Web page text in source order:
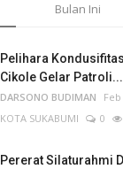
Bulan Ini
Pelihara
Cikole Gelar Patroli...
DARSONO BUDIMAN
KOTA SUKABUMI
0
Pererat Silaturahmi